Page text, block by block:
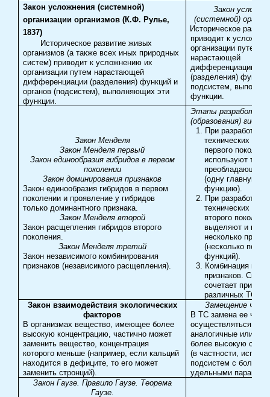
Закон усложнения (системной)
организации организмов (К.Ф. Рулье,
1837)
Историческое развитие живых
организмов (а также всех иных природных
систем) приводит к усложнению их
организации путем нарастающей
дифференциации (разделения) функций и
органов (подсистем), выполняющих эти
функции.
Закон
(системной)
Историческое
приводит к
организации путем
нарастающей
дифференциации
(разделения)
подсистем,
функции.
Закон Менделя
Закон Менделя первый
Закон единообразия гибридов в первом
поколении
Закон доминирования признаков
Закон единообразиягибридов в первом
поколении и проявление у гибридов
только доминантного признака.
Закон Менделя второй
Закон расщепления гибридов второго
поколения.
Закон Менделя третий
Закон независимого комбинирования
признаков (независимого расщепления).
Этапы разработки
(образования)
1. При разработке
технических
первого
используют
преобладающий
(одну главную
функцию).
2. При разработке
технических
второго
выделяют и
несколько
(несколько
функций).
3. Комбинация
признаков.
сочетает
различных ТС.
Закон взаимодействия экологических
факторов
В организмах вещество, имеющее более
высокую концентрацию, частично может
заменить вещество, концентрация
которого меньше (например, если кальций
находится в дефиците, то его может
заменить стронций).
Замещение
В ТС замена ее
осуществляться на
аналогичные или
более высокую
(в частности,
подсистем с
удельными
Закон Гаузе. Правило Гаузе. Теорема
Гаузе.